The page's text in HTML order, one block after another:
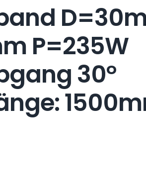
P=235W
30°